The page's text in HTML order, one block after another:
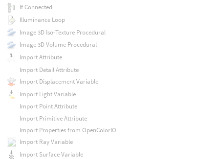
If Connected
Illuminance Loop
Image 3D Iso-Texture Procedural
Image 3D Volume Procedural
Import Attribute
Import Detail Attribute
Import Displacement Variable
Import Light Variable
Import Point Attribute
Import Primitive Attribute
Import Properties from OpenColorIO
Import Ray Variable
Import Surface Variable